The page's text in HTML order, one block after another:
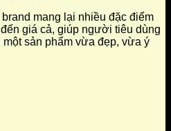
mang lại nhiều đặc điểm
giá cả, giúp người tiêu dùng
sản phẩm vừa đẹp, vừa ý